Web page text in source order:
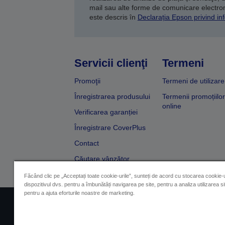
mail sau alte forme de comunicare
este descris în Declarația Epson privind
Servicii clienţi
Promoţii
Înregistrarea produsului
Verificarea garanției
Înregistrare CoverPlus
Contact
Căutare vânzător
Termeni
Termeni de utilizare
Termenii promoțiilor
online
Făcând clic pe „Acceptați toate cookie-urile”, sunteți de acord cu stocarea cookie-
dispozitivul dvs. pentru a îmbunătăți navigarea pe site, pentru a analiza utilizarea
pentru a ajuta eforturile noastre de marketing.